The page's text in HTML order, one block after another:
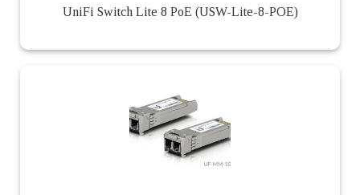
UniFi Switch Lite 8 PoE (USW-Lite-8-POE)